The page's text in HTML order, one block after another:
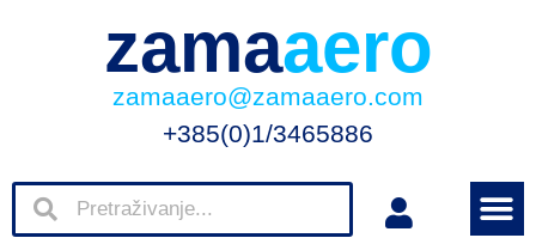
zamaaero
zamaaero@zamaaero.com
+385(0)1/3465886